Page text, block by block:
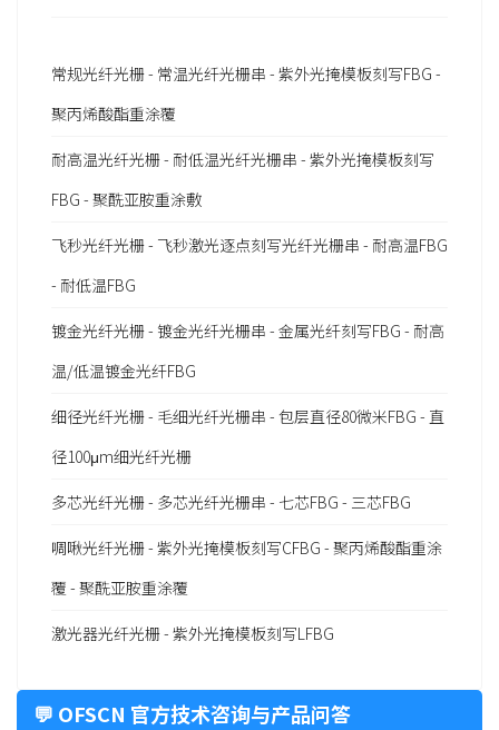
常规光纤光栅 - 常温光纤光栅串 - 紫外光掩模板刻写FBG -
聚丙烯酸酯重涂覆
耐高温光纤光栅 - 耐低温光纤光栅串 - 紫外光掩模板刻写
FBG - 聚酰亚胺重涂敷
飞秒光纤光栅 - 飞秒激光逐点刻写光纤光栅串 - 耐高温FBG
- 耐低温FBG
镀金光纤光栅 - 镀金光纤光栅串 - 金属光纤刻写FBG - 耐高
温/低温镀金光纤FBG
细径光纤光栅 - 毛细光纤光栅串 - 包层直径80微米FBG - 直
径100μm细光纤光栅
多芯光纤光栅 - 多芯光纤光栅串 - 七芯FBG - 三芯FBG
啁啾光纤光栅 - 紫外光掩模板刻写CFBG - 聚丙烯酸酯重涂
覆 - 聚酰亚胺重涂覆
激光器光纤光栅 - 紫外光掩模板刻写LFBG
💬 OFSCN 官方技术咨询与产品问答